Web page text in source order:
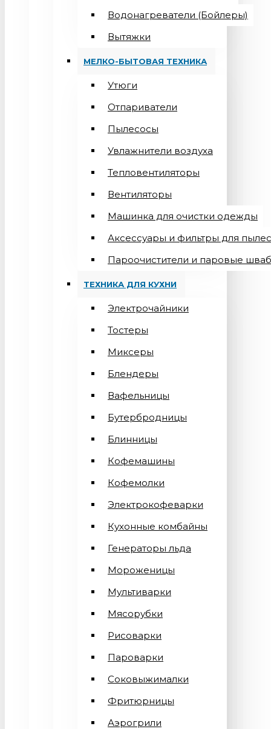
Водонагреватели (Бойлеры)
Вытяжки
МЕЛКО-БЫТОВАЯ ТЕХНИКА
Утюги
Отпариватели
Пылесосы
Увлажнители воздуха
Тепловентиляторы
Вентиляторы
Машинка для очистки одежды
Аксессуары и фильтры для
Пароочистители и паровые
ТЕХНИКА ДЛЯ КУХНИ
Электрочайники
Тостеры
Миксеры
Блендеры
Вафельницы
Бутербродницы
Блинницы
Кофемашины
Кофемолки
Электрокофеварки
Кухонные комбайны
Генераторы льда
Мороженицы
Мультиварки
Мясорубки
Рисоварки
Пароварки
Соковыжималки
Фритюрницы
Аэрогрили